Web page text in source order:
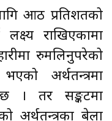
आठ प्रतिशतको
राखिएकामा
रुमलिनुपरेको
अर्थतन्त्रमा
। तर सङ्कटमा
अर्थतन्त्रका बेला